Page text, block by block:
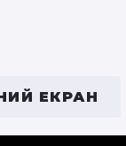
ЕКРАН